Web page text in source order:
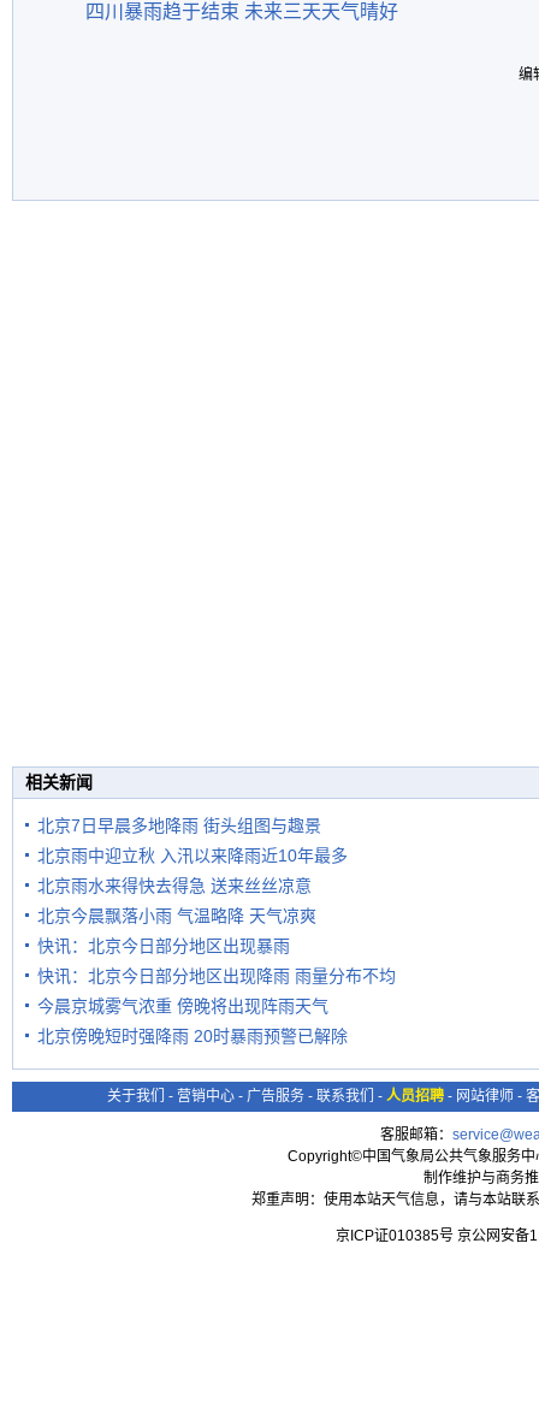
四川暴雨趋于结束 未来三天天气晴好
编
相关新闻
北京7日早晨多地降雨 街头组图与趣景
北京雨中迎立秋 入汛以来降雨近10年最多
北京雨水来得快去得急 送来丝丝凉意
北京今晨飘落小雨 气温略降 天气凉爽
快讯：北京今日部分地区出现暴雨
快讯：北京今日部分地区出现降雨 雨量分布不均
今晨京城雾气浓重 傍晚将出现阵雨天气
北京傍晚短时强降雨 20时暴雨预警已解除
关于我们 - 营销中心 - 广告服务 - 联系我们 - 人员招聘 - 网站律师 -
客服邮箱：
Copyright©中国气象局公共气象服务
制作维护与商务
郑重声明：使用本站天气信息，请与本站联
京ICP证010385号 京公网安备